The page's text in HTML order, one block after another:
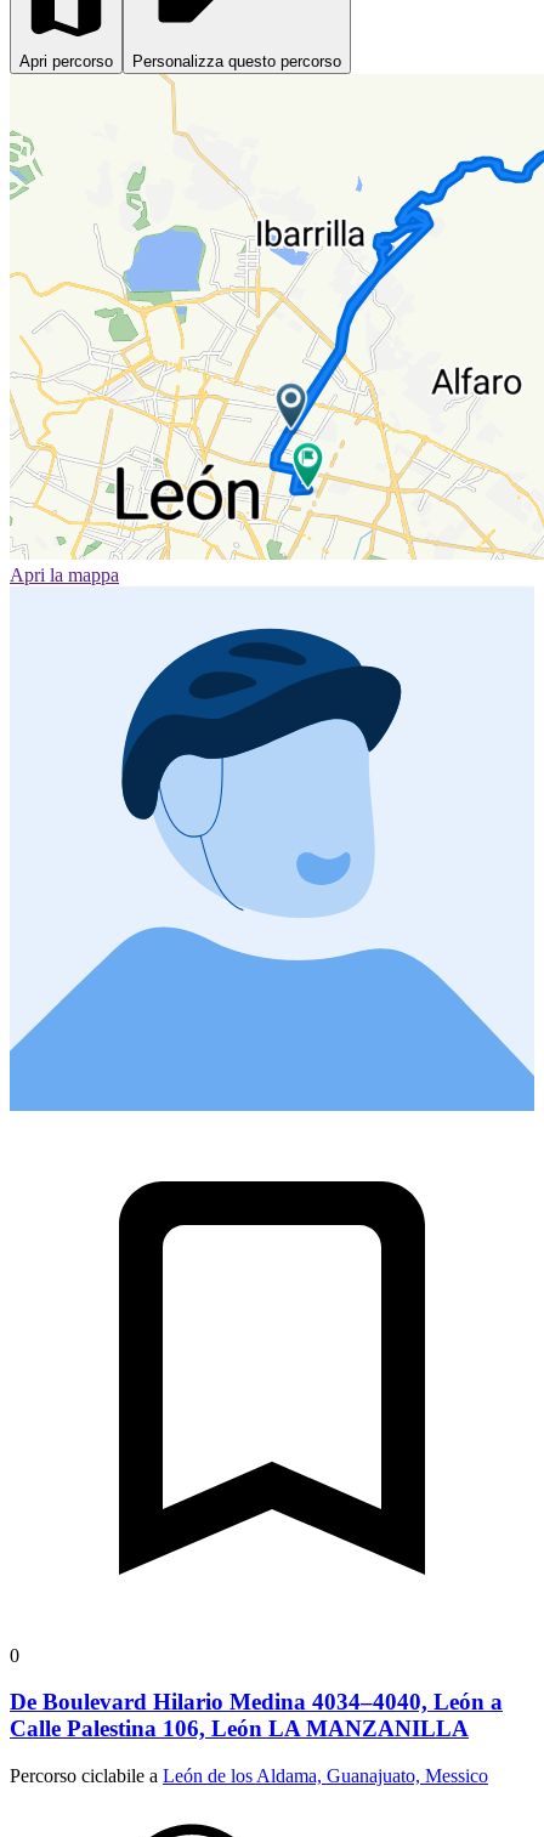
Apri percorso Personalizza questo percorso
Apri la mappa
0
De Boulevard Hilario Medina 4034–4040, León a
Calle Palestina 106, León LA MANZANILLA
Percorso ciclabile a León de los Aldama, Guanajuato, Messico